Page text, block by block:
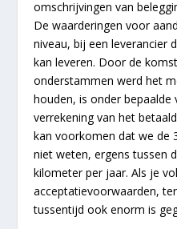
omschrijvingen van
De waarderingen voor
niveau, bij een leverancier
kan leveren. Door de
onderstammen werd het
houden, is onder
verrekening van het
kan voorkomen dat we de
niet weten, ergens tussen
kilometer per jaar. Als je
acceptatievoorwaarden,
tussentijd ook enorm is